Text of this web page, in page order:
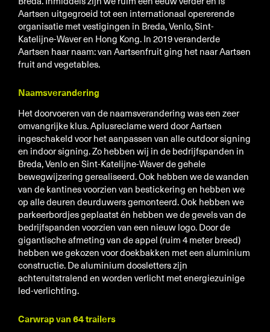
Gemeentes
Architectenbureaus
Bouwbedrijven
Reclamebedrijven
Markelaardij/Immo
Favorites
Outdoor signing
Indoor signing
Makelaardij/Immo
Wagenpark
Specials
Aartsen uitgegroeid tot een internationaal opererende
organisatie met vestigingen in Breda, Venlo, Sint-
Katelijne-Waver en Hong Kong. In 2019 veranderde
Aartsen haar naam: van Aartsenfruit ging het naar Aartsen
fruit and vegetables.
Naamsverandering
Het doorvoeren van de naamsverandering was een zeer
omvangrijke klus. Aplusreclame werd door Aartsen
ingeschakeld voor het aanpassen van alle outdoor signing
en indoor signing. Zo hebben wij in de bedrijfspanden in
Breda, Venlo en Sint-Katelijne-Waver de gehele
bewegwijzering gerealiseerd. Ook hebben we de wanden
van de kantines voorzien van bestickering en hebben we
op alle deuren deurduwers gemonteerd. Ook hebben we
parkeerbordjes geplaatst én hebben we de gevels van de
bedrijfspanden voorzien van een nieuw logo. Door de
gigantische afmeting van de appel (ruim 4 meter breed)
hebben we gekozen voor doekbakken met een aluminium
constructie. De aluminium doosletters zijn
achteruitstralend en worden verlicht met energiezuinige
led-verlichting.
Carwrap van 64 trailers